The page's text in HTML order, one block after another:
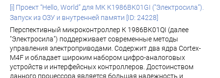
[i] Проект “Hello, World” для МК К1986ВК01GI ("Электросила”).
Запуск из ОЗУ и внутренней памяти [ID: 24228]
Перспективный микроконтроллер К 1986ВК01QI (далее
"Электросила") поддерживает современные методы
управления электроприводами. Содержит два ядра Cortex-
M4F и обладает широким набором цифро-аналоговых
устройств и интерфейсных контроллеров. Достоинством
данного процессора является большая надежность и